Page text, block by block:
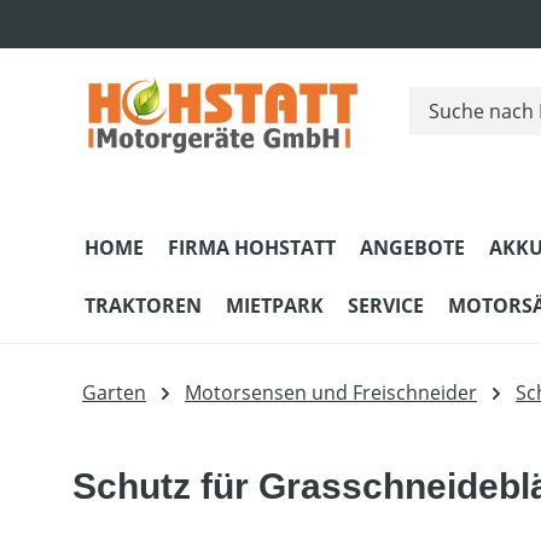
HOME FIRMA HOHSTATT ANGEBOTE
TRAKTOREN MIETPARK SERVICE
Garten Motorsensen und Freischneider
Schutz für